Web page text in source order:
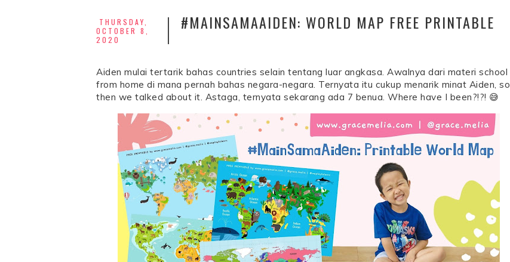
THURSDAY,
OCTOBER 8,
2020
#MAINSAMAAIDEN: WORLD MAP FREE PRINTABLE
Aiden mulai tertarik bahas countries selain tentang luar angkasa. Awalnya dari materi school
from home di mana pernah bahas negara-negara. Ternyata itu cukup menarik minat Aiden, so
then we talked about it. Astaga, ternyata sekarang ada 7 benua. Where have I been?!?! 😅